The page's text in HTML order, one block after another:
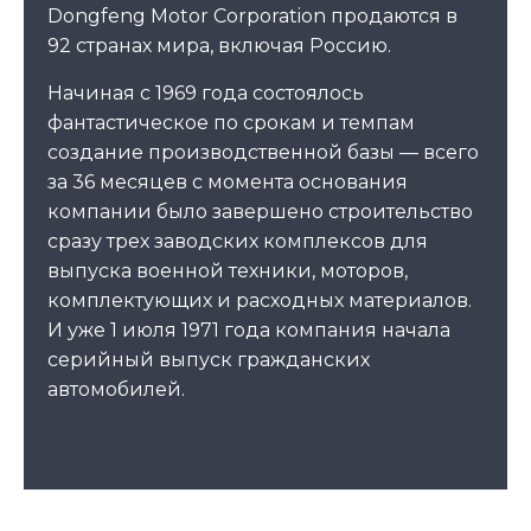
Dongfeng Motor Corporation продаются в
92 странах мира, включая Россию.
Начиная с 1969 года состоялось
фантастическое по срокам и темпам
создание производственной базы — всего
за 36 месяцев с момента основания
компании было завершено строительство
сразу трех заводских комплексов для
выпуска военной техники, моторов,
комплектующих и расходных материалов.
И уже 1 июля 1971 года компания начала
серийный выпуск гражданских
автомобилей.